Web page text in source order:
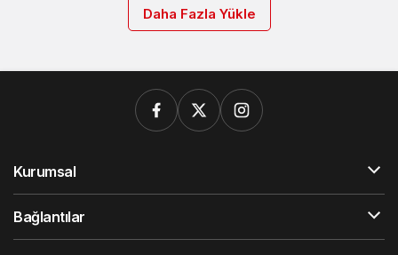
Daha Fazla Yükle
Kurumsal
Bağlantılar